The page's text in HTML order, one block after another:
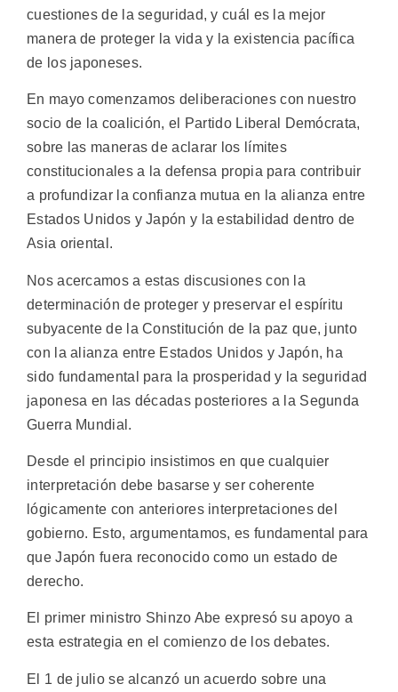
cuestiones de la seguridad, y cuál es la mejor
manera de proteger la vida y la existencia pacífica
de los japoneses.
En mayo comenzamos deliberaciones con nuestro
socio de la coalición, el Partido Liberal Demócrata,
sobre las maneras de aclarar los límites
constitucionales a la defensa propia para contribuir
a profundizar la confianza mutua en la alianza entre
Estados Unidos y Japón y la estabilidad dentro de
Asia oriental.
Nos acercamos a estas discusiones con la
determinación de proteger y preservar el espíritu
subyacente de la Constitución de la paz que, junto
con la alianza entre Estados Unidos y Japón, ha
sido fundamental para la prosperidad y la seguridad
japonesa en las décadas posteriores a la Segunda
Guerra Mundial.
Desde el principio insistimos en que cualquier
interpretación debe basarse y ser coherente
lógicamente con anteriores interpretaciones del
gobierno. Esto, argumentamos, es fundamental para
que Japón fuera reconocido como un estado de
derecho.
El primer ministro Shinzo Abe expresó su apoyo a
esta estrategia en el comienzo de los debates.
El 1 de julio se alcanzó un acuerdo sobre una